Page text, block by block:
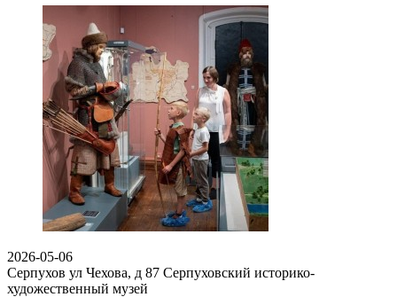
2026-05-06
Серпухов ул Чехова, д 87 Серпуховский историко-
художественный музей